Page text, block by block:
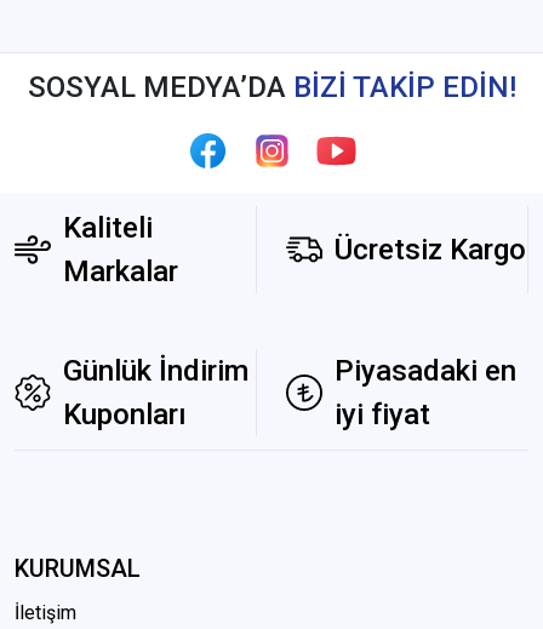
SOSYAL MEDYA’DA BİZİ TAKİP EDİN!
Kaliteli
Markalar
Ücretsiz Kargo
Günlük İndirim
Kuponları
Piyasadaki en
iyi fiyat
KURUMSAL
İletişim